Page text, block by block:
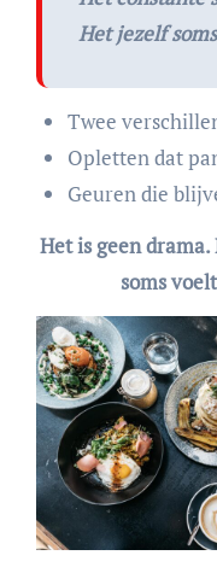
Het jezelf
Twee
Opletten dat
Geuren die
Het is geen drama. Maar het is wél vermoeiend. En
soms